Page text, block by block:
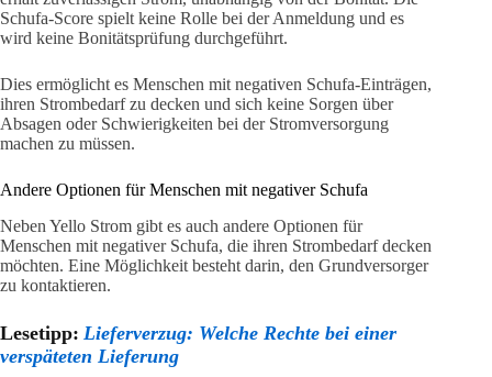
Schufa-Score spielt keine Rolle bei der Anmeldung und es
wird keine Bonitätsprüfung durchgeführt.
Dies ermöglicht es Menschen mit negativen Schufa-Einträgen,
ihren Strombedarf zu decken und sich keine Sorgen über
Absagen oder Schwierigkeiten bei der Stromversorgung
machen zu müssen.
Andere Optionen für Menschen mit negativer Schufa
Neben Yello Strom gibt es auch andere Optionen für
Menschen mit negativer Schufa, die ihren Strombedarf decken
möchten. Eine Möglichkeit besteht darin, den Grundversorger
zu kontaktieren.
Lesetipp: Lieferverzug: Welche Rechte bei einer
verspäteten Lieferung